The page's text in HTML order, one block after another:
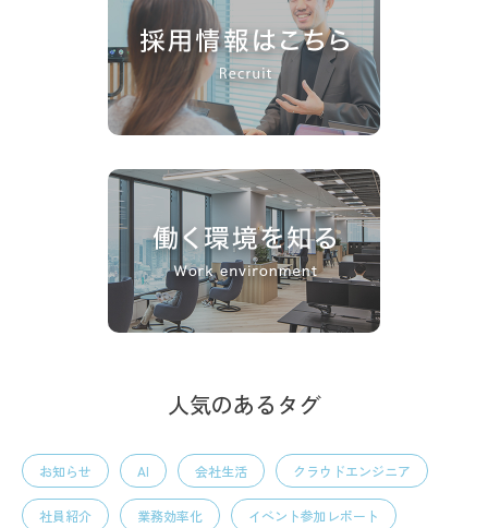
人気のあるタグ
お知らせ AI 会社生活 クラウドエンジニア
社員紹介 業務効率化 イベント参加レポート